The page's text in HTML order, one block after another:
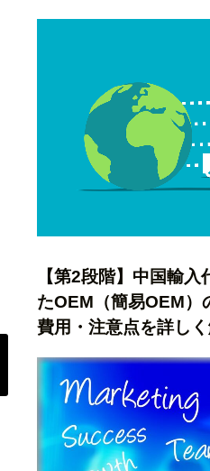
【第2段階】中国輸
たOEM（簡易OEM）
費用・注意点を詳し